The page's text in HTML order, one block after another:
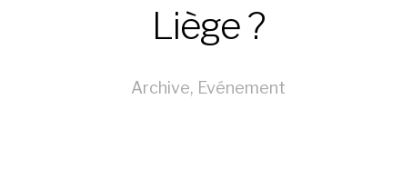
Liège ?
Archive, Evénement